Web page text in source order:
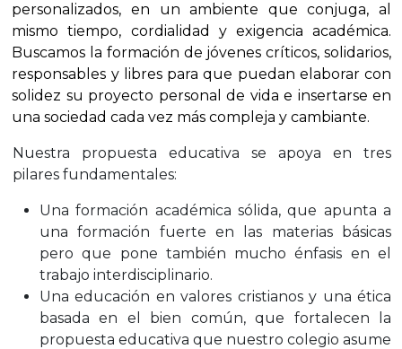
personalizados, en un ambiente que conjuga, al
mismo tiempo, cordialidad y exigencia académica.
Buscamos la formación de jóvenes críticos, solidarios,
responsables y libres para que puedan elaborar con
solidez su proyecto personal de vida e insertarse en
una sociedad cada vez más compleja y cambiante.
Nuestra propuesta educativa se apoya en tres
pilares fundamentales:
Una formación académica sólida, que apunta a
una formación fuerte en las materias básicas
pero que pone también mucho énfasis en el
trabajo interdisciplinario.
Una educación en valores cristianos y una ética
basada en el bien común, que fortalecen la
propuesta educativa que nuestro colegio asume